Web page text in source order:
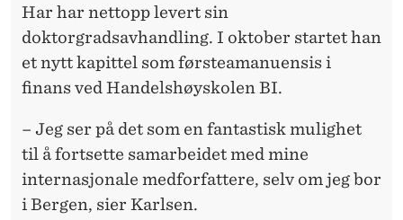
Har har nettopp levert sin
doktorgradsavhandling. I oktober startet han
et nytt kapittel som førsteamanuensis i
finans ved Handelshøyskolen BI.
– Jeg ser på det som en fantastisk mulighet
til å fortsette samarbeidet med mine
internasjonale medforfattere, selv om jeg bor
i Bergen, sier Karlsen.